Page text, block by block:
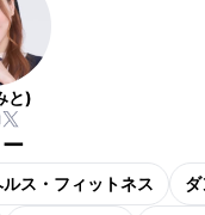
と)
ルス・フィットネス